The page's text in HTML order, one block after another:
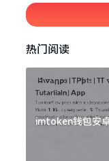
热门阅读
imtoken钱包安